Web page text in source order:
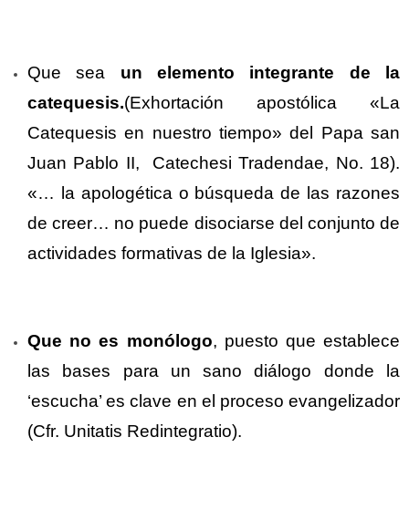
Que sea un elemento integrante de la
catequesis.(Exhortación apostólica «La
Catequesis en nuestro tiempo» del Papa san
Juan Pablo II, Catechesi Tradendae, No. 18).
«… la apologética o búsqueda de las razones
de creer… no puede disociarse del conjunto de
actividades formativas de la Iglesia».
Que no es monólogo, puesto que establece
las bases para un sano diálogo donde la
‘escucha’ es clave en el proceso evangelizador
(Cfr. Unitatis Redintegratio).